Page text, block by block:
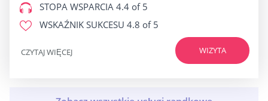
STOPA WSPARCIA 4.4 of 5
WSKAŹNIK SUKCESU 4.8 of 5
WIZYTA
CZYTAJ WIĘCEJ